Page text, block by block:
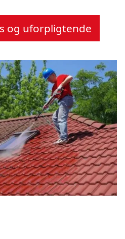
og uforpligtende